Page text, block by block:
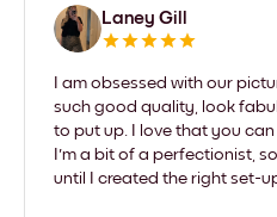
Laney Gill
I am obsessed with our
such good quality, look
to put up. I love that you
I'm a bit of a perfectionist,
until I created the right set-